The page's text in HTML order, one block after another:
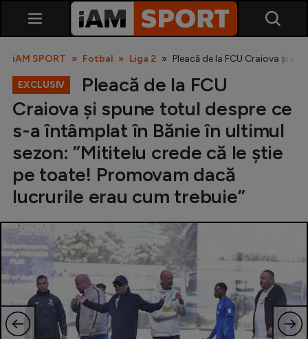
SuperLiga
Liga 2
Cupa României
Echipa Națională
U21
Fotbal feminin
Special
iAM SPORT Fotbal Liga 2 Pleacă de la FCU Craiova și
EXCLUSIV
Pleacă de la FCU
Craiova și spune totul despre ce
s-a întâmplat în Bănie în ultimul
sezon: ”Mititelu crede că le știe
pe toate! Promovam dacă
lucrurile erau cum trebuie”